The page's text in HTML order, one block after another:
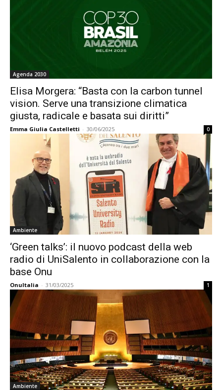
Agenda 2030
Elisa Morgera: “Basta con la carbon tunnel
vision. Serve una transizione climatica
giusta, radicale e basata sui diritti”
Emma Giulia Castelletti - 30/06/2025 0
Ambiente
‘Green talks’: il nuovo podcast della web
radio di UniSalento in collaborazione con la
base Onu
OnuItalia - 31/03/2025 1
Ambiente